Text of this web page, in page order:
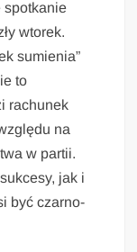
spotkanie
wtorek.
sumienia”
to
rachunek
na
w partii.
jak i
być czarno-